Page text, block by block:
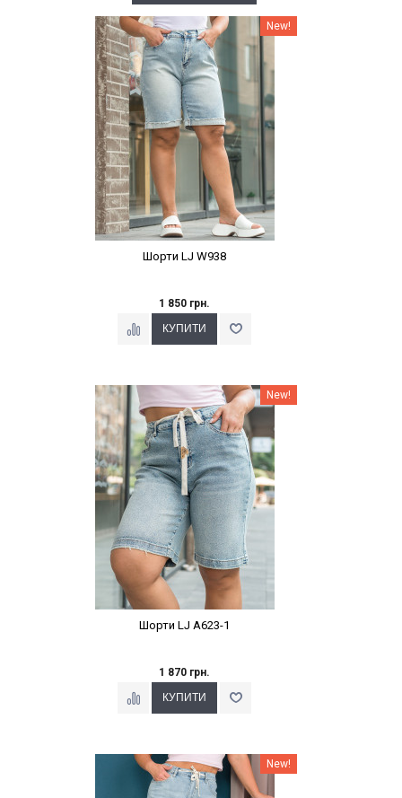
Наклейки Варіант з % New!
Шорти LJ W938
1 850 грн.
Наклейки Варіант з % New!
Шорти LJ A623-1
1 870 грн.
Наклейки Варіант з % New!